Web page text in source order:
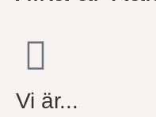
Vi är...